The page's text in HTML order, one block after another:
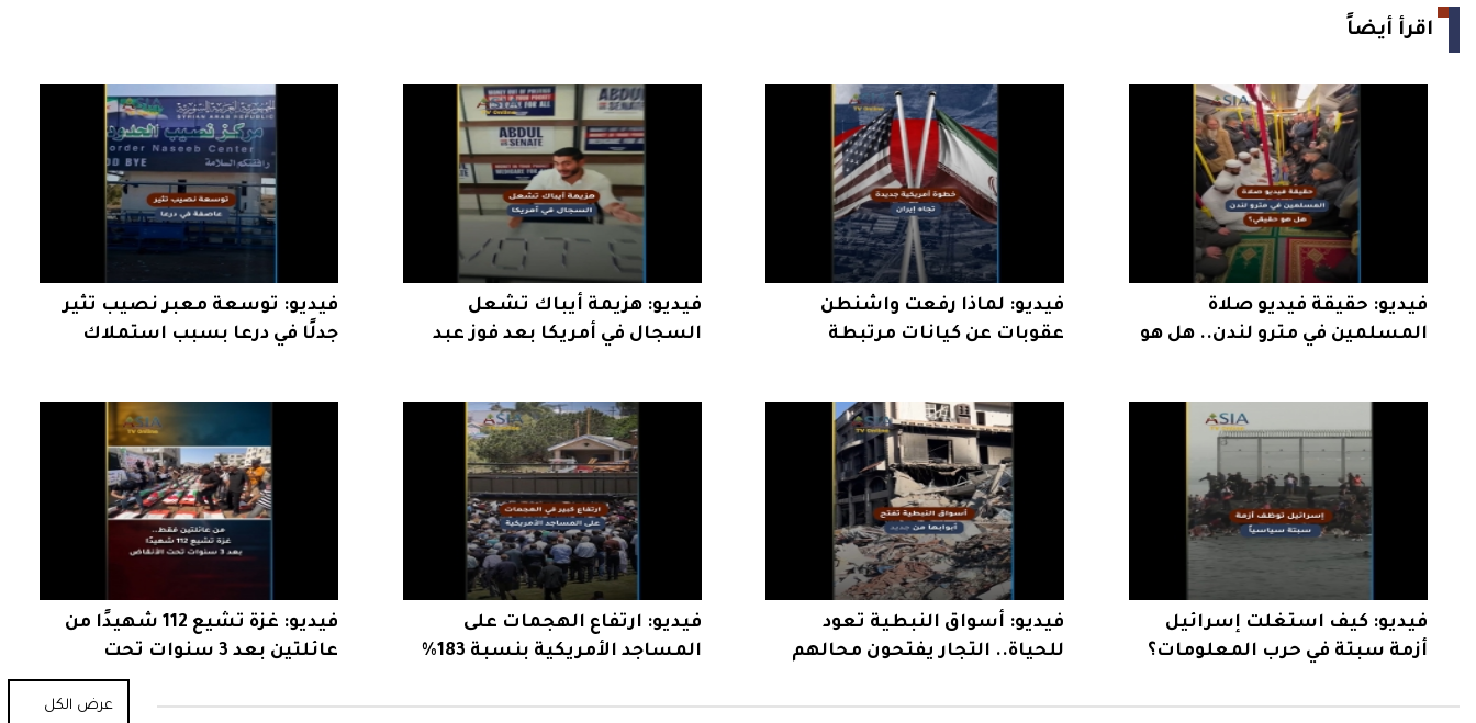
اقرأ أيضاً
فيديو: حقيقة فيديو صلاة
المسلمين في مترو لندن.. هل هو
فيديو: لماذا رفعت واشنطن
عقوبات عن كيانات مرتبطة
فيديو: هزيمة أيباك تشعل
السجال في أمريكا بعد فوز عبد
فيديو: توسعة معبر نصيب تثير
جدلًا في درعا بسبب استملاك
فيديو: كيف استغلت إسرائيل
أزمة سبتة في حرب المعلومات؟
فيديو: أسواق النبطية تعود
للحياة.. التجار يفتحون محالهم
فيديو: ارتفاع الهجمات على
المساجد الأمريكية بنسبة 183%
فيديو: غزة تشيع 112 شهيدًا من
عائلتين بعد 3 سنوات تحت
عرض الكل